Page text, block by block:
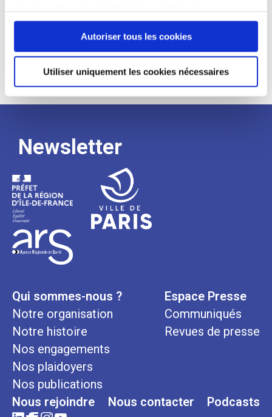
continuez à utiliser notre site Web.
Autoriser tous les cookies
Utiliser uniquement les cookies nécessaires
de
recrutement
Newsletter
Qui sommes-nous ?
Notre organisation
Notre histoire
Nos engagements
Nos plaidoyers
Nos publications
Espace Presse
Communiqués
Revues de presse
Nous rejoindre Nous contacter Podcasts